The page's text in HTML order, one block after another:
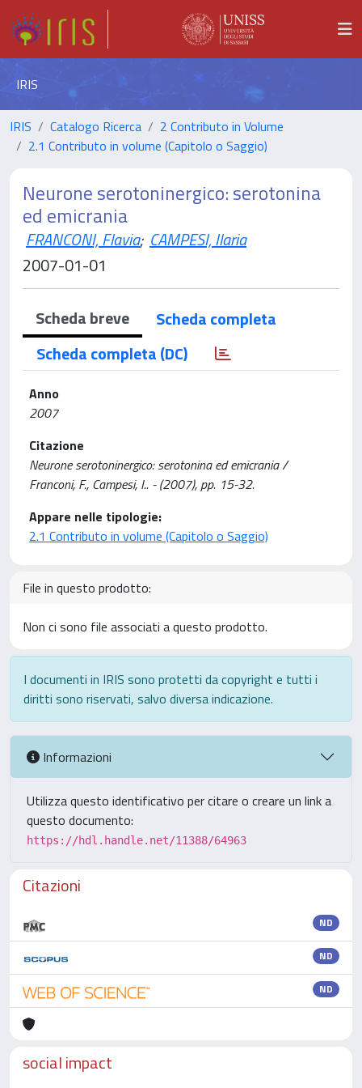
IRIS
IRIS Catalogo Ricerca
2 Contributo in Volume
2.1 Contributo in volume (Capitolo o Saggio)
Neurone serotoninergico: serotonina
ed emicrania
FRANCONI, Flavia; CAMPESI, Ilaria
2007-01-01
Scheda breve
Scheda completa
Scheda completa (DC)
Anno
2007
Citazione
Neurone serotoninergico: serotonina ed emicrania /
Franconi, F., Campesi, I.. - (2007), pp. 15-32.
Appare nelle tipologie:
2.1 Contributo in volume (Capitolo o Saggio)
File in questo prodotto:
Non ci sono file associati a questo prodotto.
I documenti in IRIS sono protetti da copyright e tutti i
diritti sono riservati, salvo diversa indicazione.
Informazioni
Utilizza questo identificativo per citare o creare un link a
questo documento:
https://hdl.handle.net/11388/64963
Citazioni
ND
ND
ND
social impact